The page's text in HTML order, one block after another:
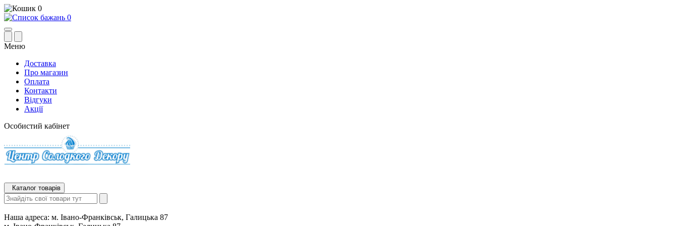
0
0
Меню
Доставка
Про магазин
Оплата
Контакти
Відгуки
Акції
Особистий кабінет
Каталог товарів
Наша адреса: м. Івано-Франківськ, Галицька 87